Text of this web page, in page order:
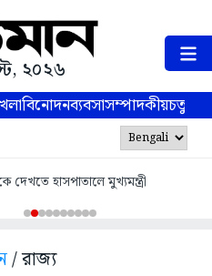
২০২৬
বিনোদনব্যবসাসম্পাদকীয়
দেখতে হাসপাতালে মুখ্যমন্ত্রী
/ রাজ্য